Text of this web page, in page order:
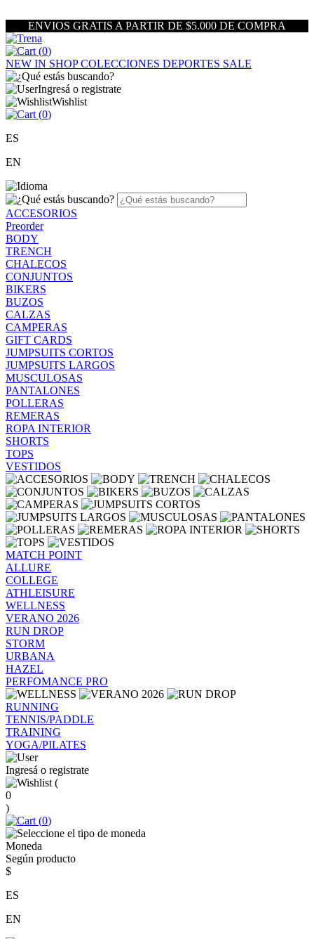
ENVIOS GRATIS A PARTIR DE $5.000 DE COMPRA
(0)
NEW IN SHOPCOLECCIONES DEPORTES SALE
Ingresá o registrate
Wishlist
(0)
ES
EN
ACCESORIOS
Preorder
BODY
TRENCH
CHALECOS
CONJUNTOS
BIKERS
BUZOS
CALZAS
CAMPERAS
GIFT CARDS
JUMPSUITS CORTOS
JUMPSUITS LARGOS
MUSCULOSAS
PANTALONES
POLLERAS
REMERAS
ROPA INTERIOR
SHORTS
TOPS
VESTIDOS
MATCH POINT
ALLURE
COLLEGE
ATHLEISURE
WELLNESS
VERANO 2026
RUN DROP
STORM
URBANA
HAZEL
PERFOMANCE PRO
RUNNING
TENNIS/PADDLE
TRAINING
YOGA/PILATES
Ingresá o registrate
(
0
)
(0)
Moneda
Según producto
$
ES
EN